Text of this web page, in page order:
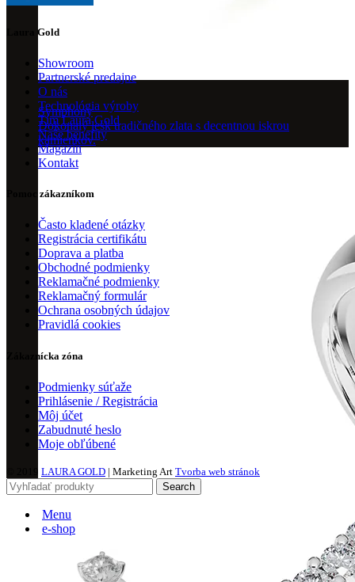
Symphony
Dokonalý lesk tradičného zlata s decentnou iskrou
kamienkov.
Laura Gold
Showroom
Partnerské predajne
O nás
Technológia výroby
Tím Laura Gold
Naše benefity
Magazín
Kontakt
Pomoc zákazníkom
Často kladené otázky
Registrácia certifikátu
Doprava a platba
Obchodné podmienky
Reklamačné podmienky
Reklamačný formulár
Ochrana osobných údajov
Pravidlá cookies
Zákaznícka zóna
Podmienky súťaže
Prihlásenie / Registrácia
Môj účet
Zabudnuté heslo
Moje obľúbené
LAURA GOLD | Marketing Art Tvorba web stránok
Search
Menu
e-shop